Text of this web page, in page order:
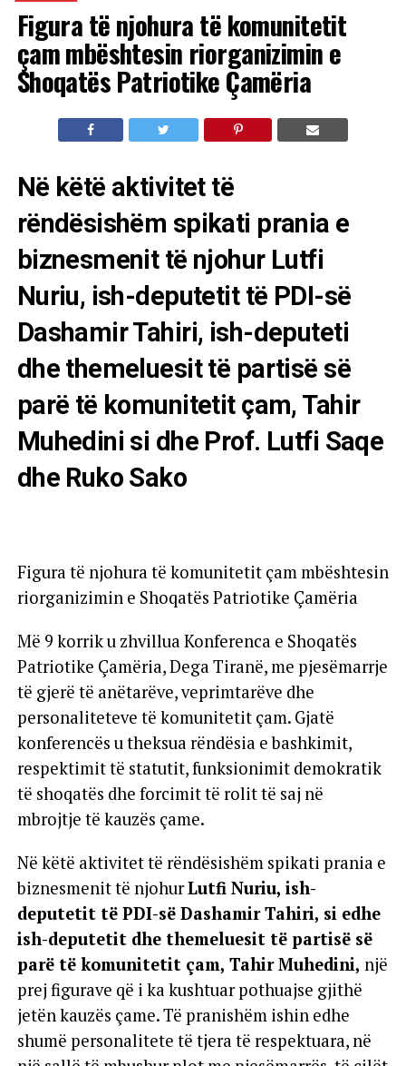
Figura të njohura të komunitetit
çam mbështesin riorganizimin e
Shoqatës Patriotike Çamëria
Në këtë aktivitet të
rëndësishëm spikati prania e
biznesmenit të njohur Lutfi
Nuriu, ish-deputetit të PDI-së
Dashamir Tahiri, ish-deputeti
dhe themeluesit të partisë së
parë të komunitetit çam, Tahir
Muhedini si dhe Prof. Lutfi Saqe
dhe Ruko Sako
Figura të njohura të komunitetit çam mbështesin
riorganizimin e Shoqatës Patriotike Çamëria
Më 9 korrik u zhvillua Konferenca e Shoqatës
Patriotike Çamëria, Dega Tiranë, me pjesëmarrje
të gjerë të anëtarëve, veprimtarëve dhe
personaliteteve të komunitetit çam. Gjatë
konferencës u theksua rëndësia e bashkimit,
respektimit të statutit, funksionimit demokratik
të shoqatës dhe forcimit të rolit të saj në
mbrojtje të kauzës çame.
Në këtë aktivitet të rëndësishëm spikati prania e
biznesmenit të njohurLutfi Nuriu, ish-
deputetit të PDI-së Dashamir Tahiri, si edhe
ish-deputetit dhe themeluesit të partisë së
parë të komunitetit çam, Tahir Muhedini, një
prej figurave që i ka kushtuar pothuajse gjithë
jetën kauzës çame. Të pranishëm ishin edhe
shumë personalitete të tjera të respektuara, në